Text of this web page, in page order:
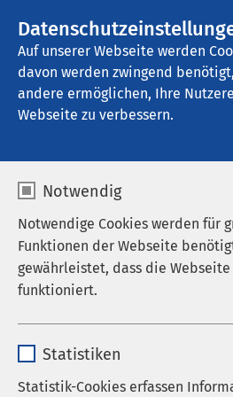
Auf unserer Webseite werden
davon werden zwingend
andere ermöglichen, Ihre
Webseite zu verbessern.
Notwendig
Notwendige Cookies werden für
Funktionen der Webseite
gewährleistet, dass die
funktioniert.
Anbieter sgalinski
Statistiken
Statistik-Cookies erfassen
AMEOS Klinikum Inntal - Klinik für
Transkulturelle Psychosomatik
Über uns
Auf einen Blick
Krankenhausleitung
Leitbild